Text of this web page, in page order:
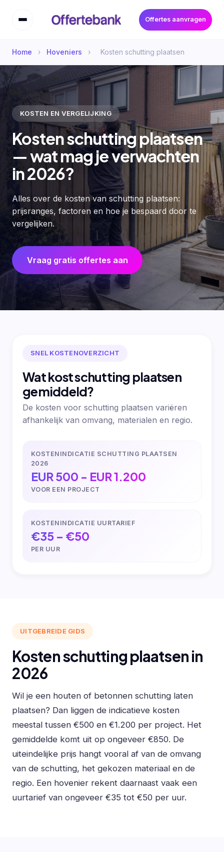
Offertes aanvragen
Home › Hoveniers › Kosten schutting plaatsen
KOSTEN EN VERGELIJKING
Kosten schutting plaatsen
— wat mag je verwachten
in 2026?
Alles over de kosten van schutting plaatsen:
prijsranges, factoren en hoe je bespaard door te
vergelijken.
Vraag gratis offertes aan
SNEL KOSTENOVERZICHT
Wat kost schutting plaatsen
gemiddeld?
De kosten voor schutting plaatsen variëren
afhankelijk van omvang, materialen en regio.
KOSTENINDICATIE SCHUTTING PLAATSEN
2026
EUR 500 - EUR 1.200
VOOR EEN PROJECT
KOSTENINDICATIE UURTARIEF
€35 – €50
PER UUR
UITGEBREIDE GIDS
Kosten schutting plaatsen in
2026
Wil je een houten of betonnen schutting laten
plaatsen? Dan liggen de indicatieve kosten
meestal tussen €500 en €1.200 per project. Het
gemiddelde komt uit op ongeveer €850. De
uiteindelijke prijs hangt vooral af van de omvang
van de schutting, het gekozen materiaal en de
regio. Een hovenier rekent daarnaast vaak een
uurtarief van ongeveer €35 tot €50 per uur.